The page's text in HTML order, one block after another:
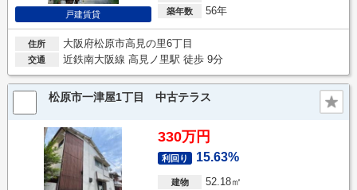
戸建賃貸 築年数 56年
住所 大阪府松原市高見の里6丁目
交通 近鉄南大阪線 高見ノ里駅 徒歩 9分
松原市一津屋1丁目 中古テラス
330万円
利回り 15.63%
建物 52.18㎡